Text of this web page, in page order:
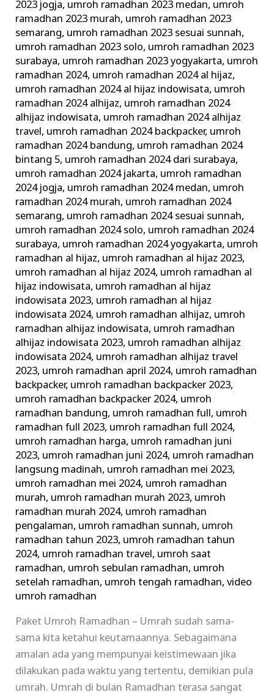
2023 jogja, umroh ramadhan 2023 medan, umroh
ramadhan 2023 murah, umroh ramadhan 2023
semarang, umroh ramadhan 2023 sesuai sunnah,
umroh ramadhan 2023 solo, umroh ramadhan 2023
surabaya, umroh ramadhan 2023 yogyakarta, umroh
ramadhan 2024, umroh ramadhan 2024 al hijaz,
umroh ramadhan 2024 al hijaz indowisata, umroh
ramadhan 2024 alhijaz, umroh ramadhan 2024
alhijaz indowisata, umroh ramadhan 2024 alhijaz
travel, umroh ramadhan 2024 backpacker, umroh
ramadhan 2024 bandung, umroh ramadhan 2024
bintang 5, umroh ramadhan 2024 dari surabaya,
umroh ramadhan 2024 jakarta, umroh ramadhan
2024 jogja, umroh ramadhan 2024 medan, umroh
ramadhan 2024 murah, umroh ramadhan 2024
semarang, umroh ramadhan 2024 sesuai sunnah,
umroh ramadhan 2024 solo, umroh ramadhan 2024
surabaya, umroh ramadhan 2024 yogyakarta, umroh
ramadhan al hijaz, umroh ramadhan al hijaz 2023,
umroh ramadhan al hijaz 2024, umroh ramadhan al
hijaz indowisata, umroh ramadhan al hijaz
indowisata 2023, umroh ramadhan al hijaz
indowisata 2024, umroh ramadhan alhijaz, umroh
ramadhan alhijaz indowisata, umroh ramadhan
alhijaz indowisata 2023, umroh ramadhan alhijaz
indowisata 2024, umroh ramadhan alhijaz travel
2023, umroh ramadhan april 2024, umroh ramadhan
backpacker, umroh ramadhan backpacker 2023,
umroh ramadhan backpacker 2024, umroh
ramadhan bandung, umroh ramadhan full, umroh
ramadhan full 2023, umroh ramadhan full 2024,
umroh ramadhan harga, umroh ramadhan juni
2023, umroh ramadhan juni 2024, umroh ramadhan
langsung madinah, umroh ramadhan mei 2023,
umroh ramadhan mei 2024, umroh ramadhan
murah, umroh ramadhan murah 2023, umroh
ramadhan murah 2024, umroh ramadhan
pengalaman, umroh ramadhan sunnah, umroh
ramadhan tahun 2023, umroh ramadhan tahun
2024, umroh ramadhan travel, umroh saat
ramadhan, umroh sebulan ramadhan, umroh
setelah ramadhan, umroh tengah ramadhan,video
umroh ramadhan
Paket Umroh Ramadhan – Umrah sudah sama-
sama kita ketahui keutamaannya. Sebagaimana
amalan ada yang mempunyai keistimewaan jika
dilakukan pada waktu yang tertentu, demikian pula
umrah. Umrah di bulan Ramadhan terasa sangat